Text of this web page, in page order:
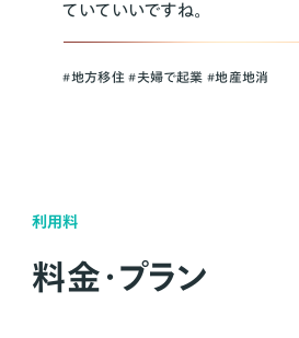
ていていいですね。
#地方移住 #夫婦で起業 #地産地消
利用料
料金・プラン